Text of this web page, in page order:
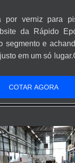
por verniz para
da Rápido
segmento e
em um só
excelente
para acessórios e
COTAR AGORA